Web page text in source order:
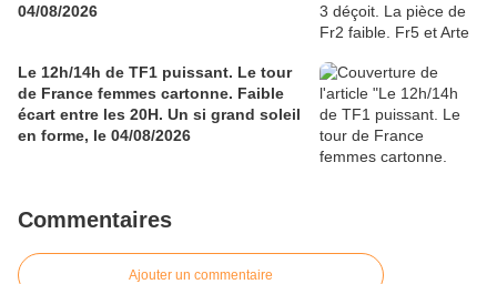
04/08/2026
Le 12h/14h de TF1 puissant. Le tour
de France femmes cartonne. Faible
écart entre les 20H. Un si grand soleil
en forme, le 04/08/2026
Commentaires
Ajouter un commentaire